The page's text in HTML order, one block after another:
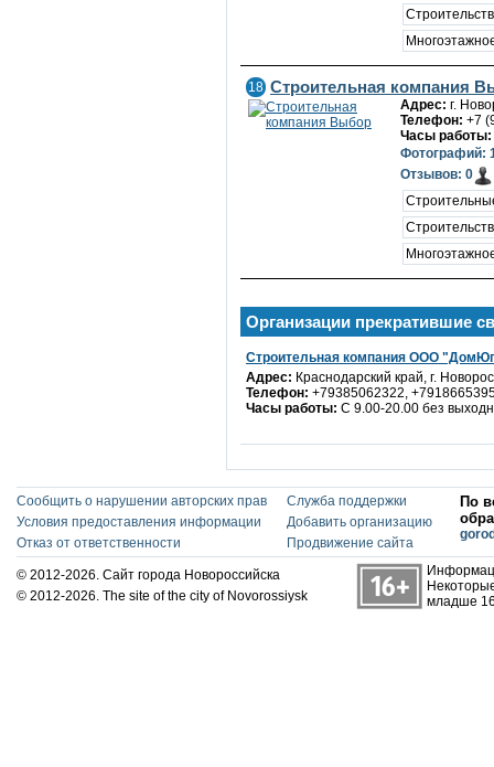
18 Строительная компания
Адрес: г.
Телефон: +7
Часы работы:
Фотографий:
Отзывов: 0
Организации прекратившие
Строительная компания ООО
Адрес: Краснодарский край, г.
Телефон: +79385062322,
Часы работы: С 9.00-20.00 без
Сообщить о нарушении авторских прав
Условия предоставления информации
Отказ от ответственности
Служба поддержки
Добавить организацию
Продвижение сайта
По
© 2012-2026. Сайт города Новороссийска
© 2012-2026. The site of the city of Novorossiysk
младше